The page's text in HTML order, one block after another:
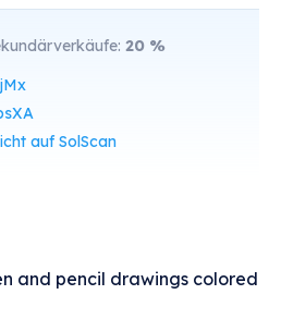
20 %
auf SolScan
and pencil drawings colored